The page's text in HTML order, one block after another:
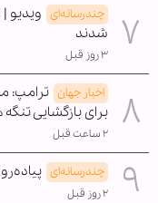
چندرسانه‌ای ویدیو
شدند
۳ روز قبل
اخبار جهان ترامپ:
برای بازگشایی
۲ ساعت قبل
چندرسانه‌ای
۲ روز قبل